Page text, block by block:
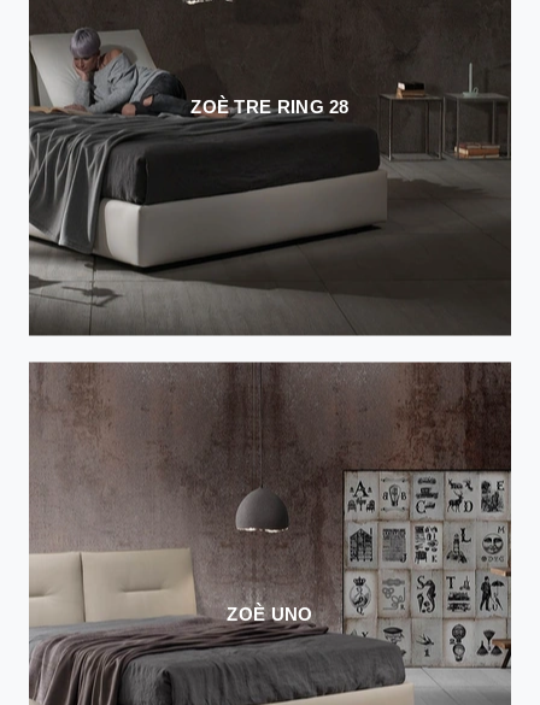
ZOÈ TRE RING 28
ZOÈ UNO